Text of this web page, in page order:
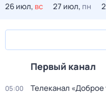
26 июл, вс 27 июл, пн
Первый канал
05:00 Телеканал «Доброе